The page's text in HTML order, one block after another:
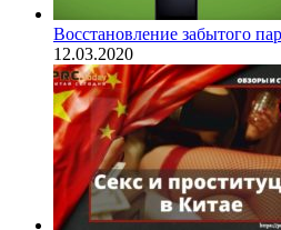
Восстановление забытого
12.03.2020